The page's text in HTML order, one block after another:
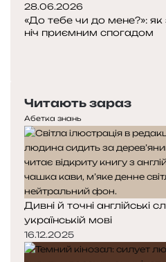
28.06.2026
«До тебе чи до мене?»:
ніч приємним спогадом
Читають зараз
Абетка знань
Дивні й точні англійські
українській мові
16.12.2025